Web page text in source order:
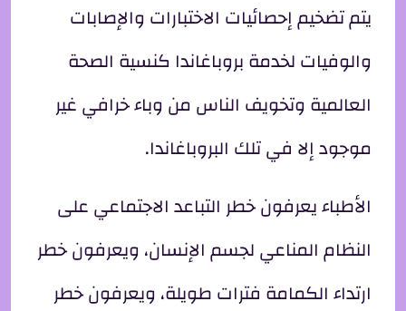
يتم تضخيم إحصائيات الاختبارات والإصابات
والوفيات لخدمة بروباغاندا كنسية الصحة
العالمية وتخويف الناس من وباء خرافي غير
موجود إلا في تلك البروباغاندا.
الأطباء يعرفون خطر التباعد الاجتماعي على
النظام المناعي لجسم الإنسان، ويعرفون خطر
ارتداء الكمامة فترات طويلة، ويعرفون خطر